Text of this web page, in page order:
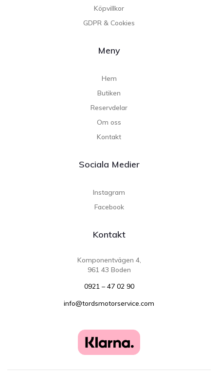
Köpvillkor
GDPR & Cookies
Meny
Hem
Butiken
Reservdelar
Om oss
Kontakt
Sociala Medier
Instagram
Facebook
Kontakt
Komponentvägen 4,
961 43 Boden
0921 – 47 02 90
info@tordsmotorservice.com